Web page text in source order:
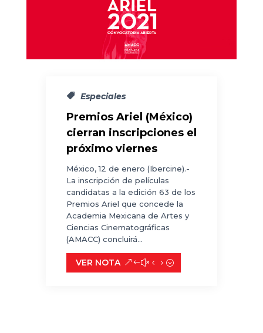
Especiales
Premios Ariel (México)
cierran inscripciones el
próximo viernes
México, 12 de enero (Ibercine).-
La inscripción de películas
candidatas a la edición 63 de los
Premios Ariel que concede la
Academia Mexicana de Artes y
Ciencias Cinematográficas
(AMACC) concluirá...
VER NOTA